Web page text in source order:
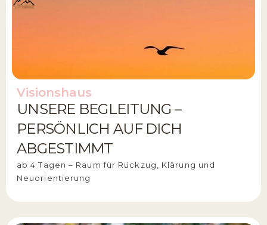
Visionshaus
UNSERE BEGLEITUNG –
PERSÖNLICH AUF DICH
ABGESTIMMT
ab 4 Tagen – Raum für Rückzug, Klärung und
Neuorientierung